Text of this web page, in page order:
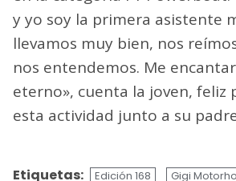
Compañeros en la